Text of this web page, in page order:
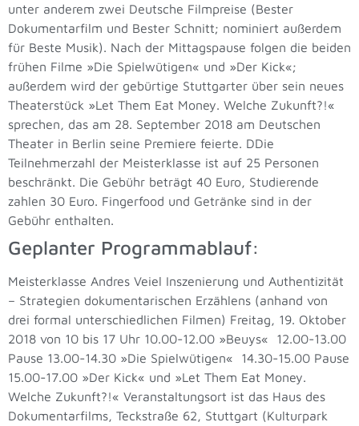
unter anderem zwei Deutsche Filmpreise (Bester
Dokumentarfilm und Bester Schnitt; nominiert außerdem
für Beste Musik). Nach der Mittagspause folgen die beiden
frühen Filme »Die Spielwütigen« und »Der Kick«;
außerdem wird der gebürtige Stuttgarter über sein neues
Theaterstück »Let Them Eat Money. Welche Zukunft?!«
sprechen, das am 28. September 2018 am Deutschen
Theater in Berlin seine Premiere feierte. DDie
Teilnehmerzahl der Meisterklasse ist auf 25 Personen
beschränkt. Die Gebühr beträgt 40 Euro, Studierende
zahlen 30 Euro. Fingerfood und Getränke sind in der
Gebühr enthalten.
Geplanter Programmablauf:
Meisterklasse Andres Veiel Inszenierung und Authentizität
– Strategien dokumentarischen Erzählens (anhand von
drei formal unterschiedlichen Filmen) Freitag, 19. Oktober
2018 von 10 bis 17 Uhr 10.00-12.00 »Beuys« 12.00-13.00
Pause 13.00-14.30 »Die Spielwütigen« 14.30-15.00 Pause
15.00-17.00 »Der Kick« und »Let Them Eat Money.
Welche Zukunft?!« Veranstaltungsort ist das Haus des
Dokumentarfilms, Teckstraße 62, Stuttgart (Kulturpark